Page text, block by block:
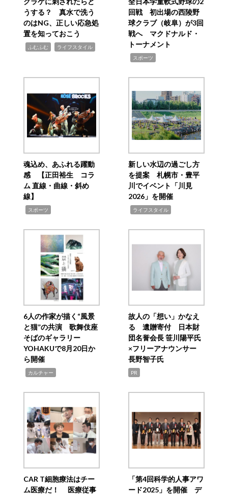
うする？ 真水で洗う
のはNG、正しい応急処
置を知っておこう
ふむふむ ライフスタイル
回戦 初出場の西陵野
球クラブ（岐阜）が3回
戦へ マクドナルド・
トーナメント
スポーツ
魂込め、あふれる躍動
感 【正田裕生 コラ
ム 直線・曲線・斜め
線】
スポーツ
新しい水辺の過ごし方
を提案 札幌市・豊平
川でイベント「川見
2026」を開催
ライフスタイル
6人の作家が描く“風景
と猫”の共演 歌舞伎座
そばのギャラリー
YOHAKUで8月20日か
ら開催
カルチャー
故人の「想い」かなえ
る 遺贈寄付 日本財
団名誉会長 笹川陽平氏
×フリーアナウンサー
長野智子氏
PR
CAR T細胞療法はチー
ム医療だ！ 医療従事
「第4回科学的人事アワ
ード2025」を開催 デ